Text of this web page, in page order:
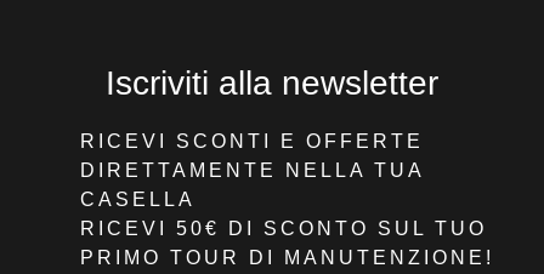
Iscriviti alla newsletter
RICEVI SCONTI E OFFERTE
DIRETTAMENTE NELLA TUA
CASELLA
RICEVI 50€ DI SCONTO
SUL TUO
PRIMO TOUR DI MANUTENZIONE!